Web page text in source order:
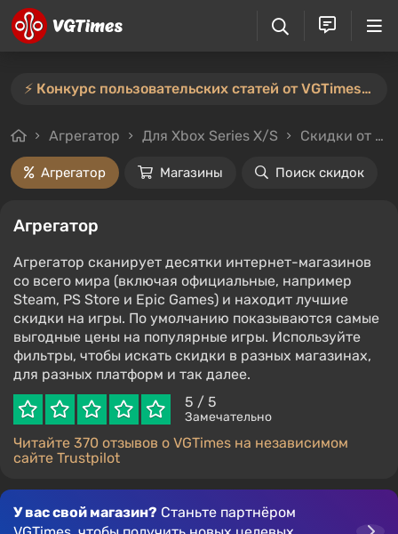
⚡️ Конкурс пользовательских статей от VGTimes продлён — участвуйте тут ⚡️
Агрегатор Для Xbox Series X/S Скидки от 90%
Агрегатор Магазины Поиск скидок
Агрегатор
Агрегатор сканирует десятки интернет-магазинов
со всего мира (включая официальные, например
Steam, PS Store и Epic Games) и находит лучшие
скидки на игры. По умолчанию показываются самые
выгодные цены на популярные игры. Используйте
фильтры, чтобы искать скидки в разных магазинах,
для разных платформ и так далее.
5 / 5
Замечательно
Читайте 370 отзывов о VGTimes на независимом
сайте Trustpilot
У вас свой магазин? Станьте партнёром